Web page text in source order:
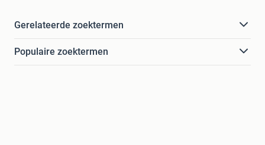
Gerelateerde zoektermen
Populaire zoektermen